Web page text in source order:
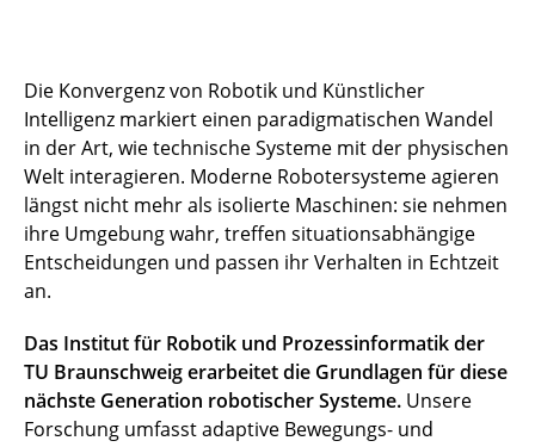
Die Konvergenz von Robotik und Künstlicher
Intelligenz markiert einen paradigmatischen Wandel
in der Art, wie technische Systeme mit der physischen
Welt interagieren. Moderne Robotersysteme agieren
längst nicht mehr als isolierte Maschinen: sie nehmen
ihre Umgebung wahr, treffen situationsabhängige
Entscheidungen und passen ihr Verhalten in Echtzeit
an.
Das Institut für Robotik und Prozessinformatik der
TU Braunschweig erarbeitet die Grundlagen für diese
nächste Generation robotischer Systeme. Unsere
Forschung umfasst adaptive Bewegungs- und